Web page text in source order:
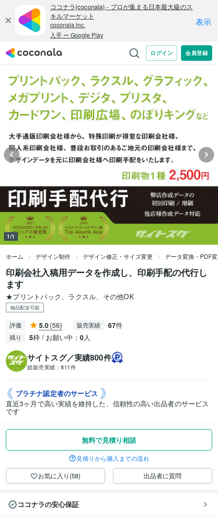
1/1
ホーム デザイン制作 デザイン修正・サイズ変更 データ変換・PDF
印刷会社入稿用データを作成し、印刷手配の代行し
ます
★プリントパック、ラクスル、その他OK
物品配送可能
評価 5.0(56) 販売実績 67件
残り 5枠 / お願い中： 0人
サイトスグ／実績800件
総販売実績： 811件
プラチナ認定者のサービス
直近3ヶ月で高い実績を維持した、信頼性の高い出品者のサービス
です
無料で見積り相談
見積りから購入までの流れ
お気に入り(58) 出品者に質問
ココナラの安心保証